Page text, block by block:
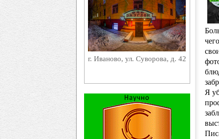
Я
г. Иваново, ул. Суворова, д. 42